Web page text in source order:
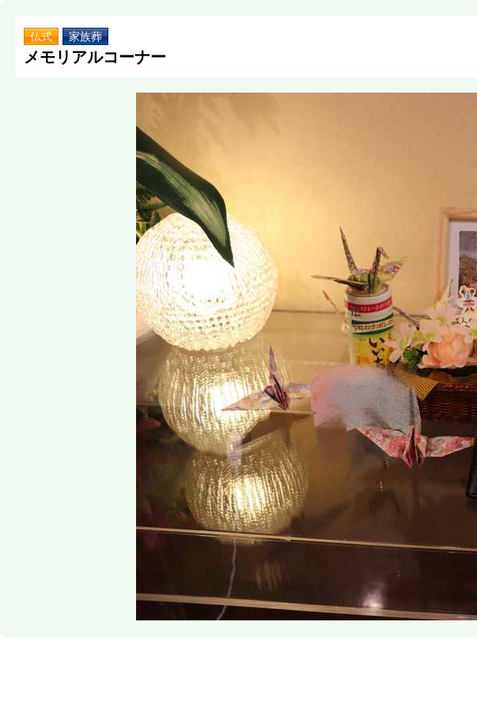
仏式 家族葬
メモリアルコーナー